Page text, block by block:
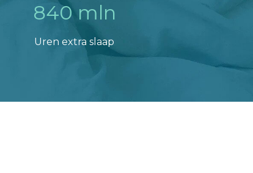
840 mln
Uren extra slaap